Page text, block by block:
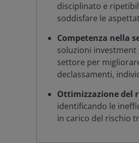
disciplinato e
soddisfare le
Competenza nella
soluzioni
settore per
declassamenti,
Ottimizzazione del
identificando le
in carico del rischio